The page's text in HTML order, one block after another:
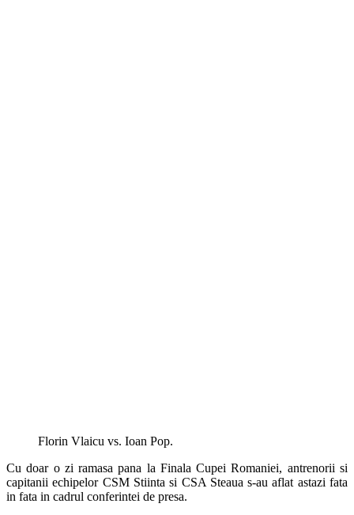
Florin Vlaicu vs. Ioan Pop.
Cu doar o zi ramasa pana la Finala Cupei Romaniei, antrenorii si
capitanii echipelor CSM Stiinta si CSA Steaua s-au aflat astazi fata
in fata in cadrul conferintei de presa.